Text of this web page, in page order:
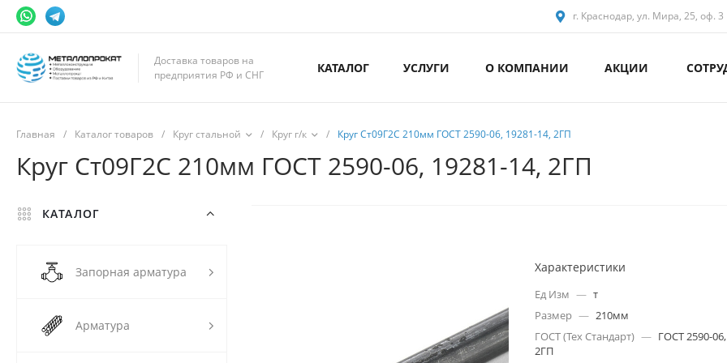
г. Краснодар, ул. Мира, 25, оф. 3
Доставка товаров на
предприятия РФ и СНГ
КАТАЛОГ УСЛУГИ О КОМПАНИИ АКЦИИ
Главная / Каталог товаров / Круг стальной / Круг г/к / Круг Ст09Г2С 210мм ГОСТ 2590-06, 19281-14, 2ГП
Круг Ст09Г2С 210мм ГОСТ 2590-06, 19281-14, 2ГП
КАТАЛОГ
Запорная арматура
Арматура
Характеристики
Ед Изм — т
Размер — 210мм
ГОСТ (Тех Стандарт) — ГОСТ 2590-
2ГП